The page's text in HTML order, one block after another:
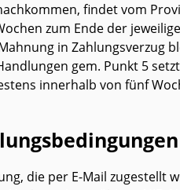
findet vom
zum Ende der
in Zahlungsverzug
gem. Punkt 5
innerhalb von fünf
die per E-Mail